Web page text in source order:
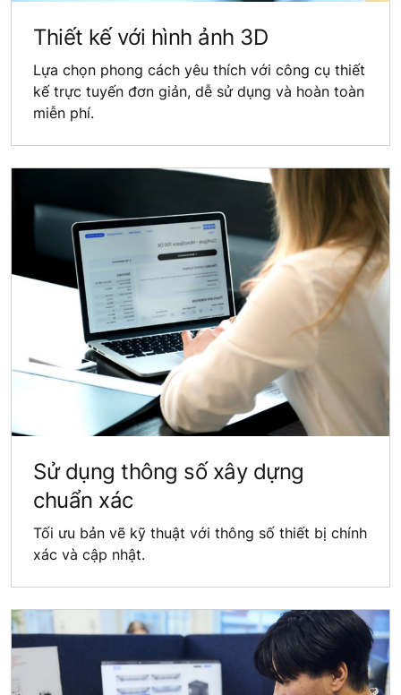
Thiết kế với hình ảnh 3D
Lựa chọn phong cách yêu thích với công cụ thiết
kế trực tuyến đơn giản, dễ sử dụng và hoàn toàn
miễn phí.
Sử dụng thông số xây dựng
chuẩn xác
Tối ưu bản vẽ kỹ thuật với thông số thiết bị chính
xác và cập nhật.